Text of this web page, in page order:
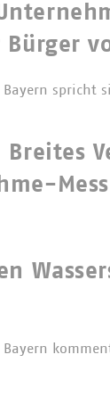
Bayern spricht
Breites
Bayern